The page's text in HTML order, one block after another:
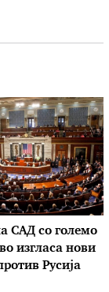
САД со големо
изгласа нови
Русија